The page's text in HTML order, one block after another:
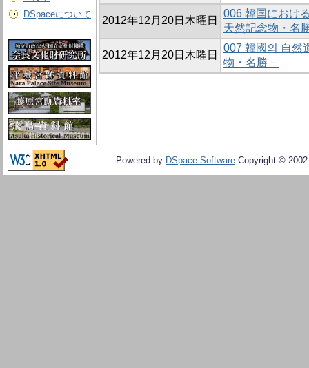
DSpaceについて
2012年12月20日木曜日
006 韓国におけ
天然記念物・名
2012年12月20日木曜日
007 韓國의 自然
物・名勝－
Powered by DSpace Software Copyright ©